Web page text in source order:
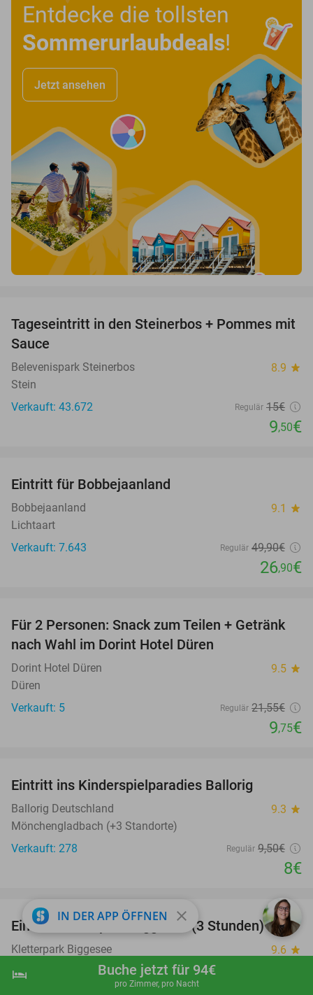
shopping_cart Jetzt buchen
hotel Buche jetzt für 94€
pro Zimmer, pro Nacht
Entdecke die tollsten
Sommerurlaubdeals!
Jetzt ansehen
37%
Tageseintritt in den Steinerbos + Pommes mit
Sauce
Belevenispark Steinerbos 8.9 star
Stein
Verkauft: 43.672
Regulär 15€
9,50€
Eintritt für Bobbejaanland
Bobbejaanland 9.1 star
Lichtaart
Verkauft: 7.643
Regulär 49,90€
26,90€
55%
Für 2 Personen: Snack zum Teilen + Getränk
nach Wahl im Dorint Hotel Düren
Dorint Hotel Düren 9.5 star
Düren
Verkauft: 5
Regulär 21,55€
9,75€
Eintritt ins Kinderspielparadies Ballorig
Ballorig Deutschland 9.3 star
Mönchengladbach (+3 Standorte)
Verkauft: 278
Regulär 9,50€
8€
32%
Eintritt Kletterpark Biggesee (3 Stunden)
Kletterpark Biggesee 9.6 star
IN DER APP ÖFFNEN close